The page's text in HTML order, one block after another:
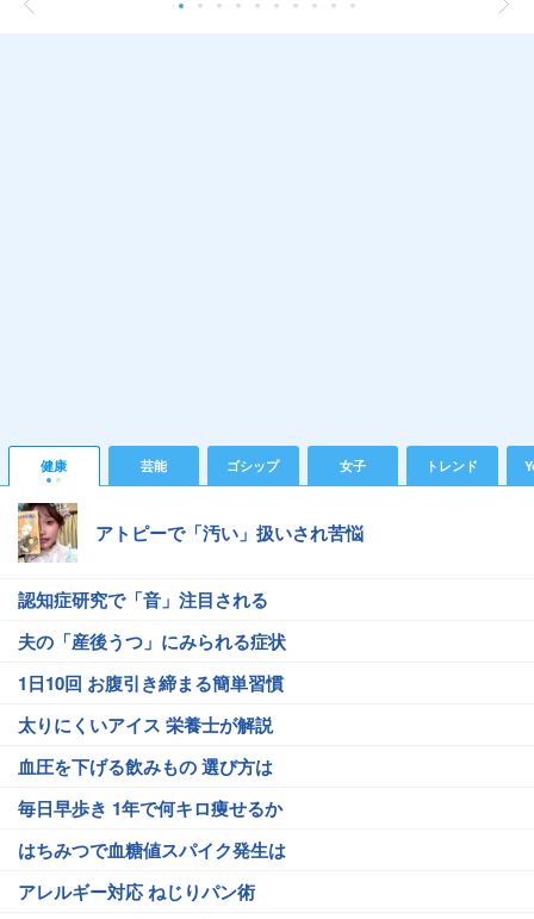
健康 芸能 ゴシップ 女子 トレンド
アトピーで「汚い」扱いされ苦悩
認知症研究で「音」注目される
夫の「産後うつ」にみられる症状
1日10回 お腹引き締まる簡単習慣
太りにくいアイス 栄養士が解説
血圧を下げる飲みもの 選び方は
毎日早歩き 1年で何キロ痩せるか
はちみつで血糖値スパイク発生は
アレルギー対応 ねじりパン術